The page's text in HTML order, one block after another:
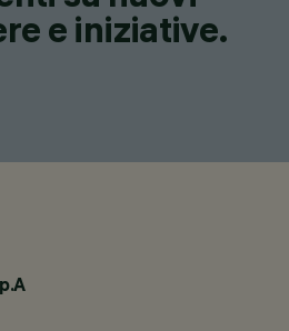
e iniziative.